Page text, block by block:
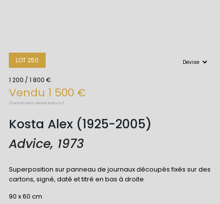
LOT 250
1 200 / 1 800 €
Vendu 1 500 €
(Commissions d'achat incluses)
Kosta Alex (1925-2005)
Advice, 1973
Superposition sur panneau de journaux découpés fixés sur des
cartons, signé, daté et titré en bas à droite
90 x 60 cm